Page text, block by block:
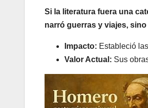
Si la literatura fuera una
narró guerras y viajes,
Impacto: Estableció
Valor Actual: Sus